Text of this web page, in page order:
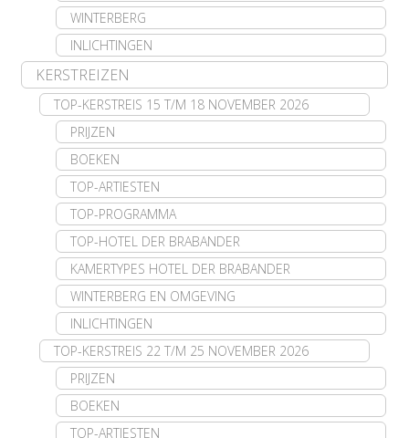
WINTERBERG
INLICHTINGEN
KERSTREIZEN
TOP-KERSTREIS 15 T/M 18 NOVEMBER 2026
PRIJZEN
BOEKEN
TOP-ARTIESTEN
TOP-PROGRAMMA
TOP-HOTEL DER BRABANDER
KAMERTYPES HOTEL DER BRABANDER
WINTERBERG EN OMGEVING
INLICHTINGEN
TOP-KERSTREIS 22 T/M 25 NOVEMBER 2026
PRIJZEN
BOEKEN
TOP-ARTIESTEN